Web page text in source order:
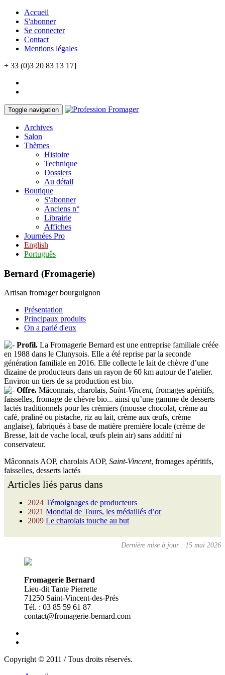
Accueil
S'abonner
Se connecter
Contact
Mentions légales
+ 33 (0)3 20 83 13 17]
Toggle navigation
Archives
Salon
Thèmes
Histoire
Technique
Dossiers
Au détail
Boutique
S'abonner
Anciens n°
Librairie
Affiches
Journées Pro
English
Português
Bernard (Fromagerie)
Artisan fromager bourguignon
Présentation
Principaux produits
On a parlé d'eux
Profil. La Fromagerie Bernard est une entreprise familiale créée
en 1988 dans le Clunysois. Elle a été reprise par la seconde
génération familiale en 2016. Elle collecte le lait de chèvre d’une
dizaine de producteurs dans un rayon de 60 km autour de l’atelier.
Environ un tiers de sa production est bio.
Offre. Mâconnais, charolais, Saint-Vincent, fromages apéritifs,
faisselles, fromage de chèvre bio... ainsi qu’une gamme de desserts
lactés traditionnels pour les crémiers (mousse chocolat, crème au
café, praliné ou pistache, riz au lait, crème aux œufs, crème
anglaise), fabriqués à base de matière première locale (crème de
Bresse, lait de vache local, œufs plein air) sans additif ni
conservateur.
Mâconnais AOP, charolais AOP, Saint-Vincent, fromages apéritifs,
faisselles, desserts lactés
Articles liés parus dans
2024 Témoignages de producteurs
2021 Mondial de Tours, les médaillés d’or
2009 Le charolais touche au but
Dernière mise à jour : 15 mai 2026
Fromagerie Bernard
Lieu-dit Tante Pierrette
71250 Saint-Vincent-des-Prés
Tél. : 03 85 59 61 87
contact@fromagerie-bernard.com
Copyright © 2011 / Tous droits réservés.